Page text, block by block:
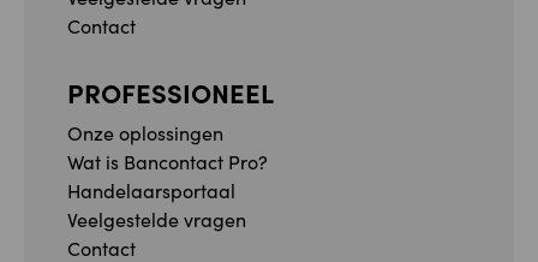
Contact
PROFESSIONEEL
Onze oplossingen
Wat is Bancontact Pro?
Handelaarsportaal
Veelgestelde vragen
Contact